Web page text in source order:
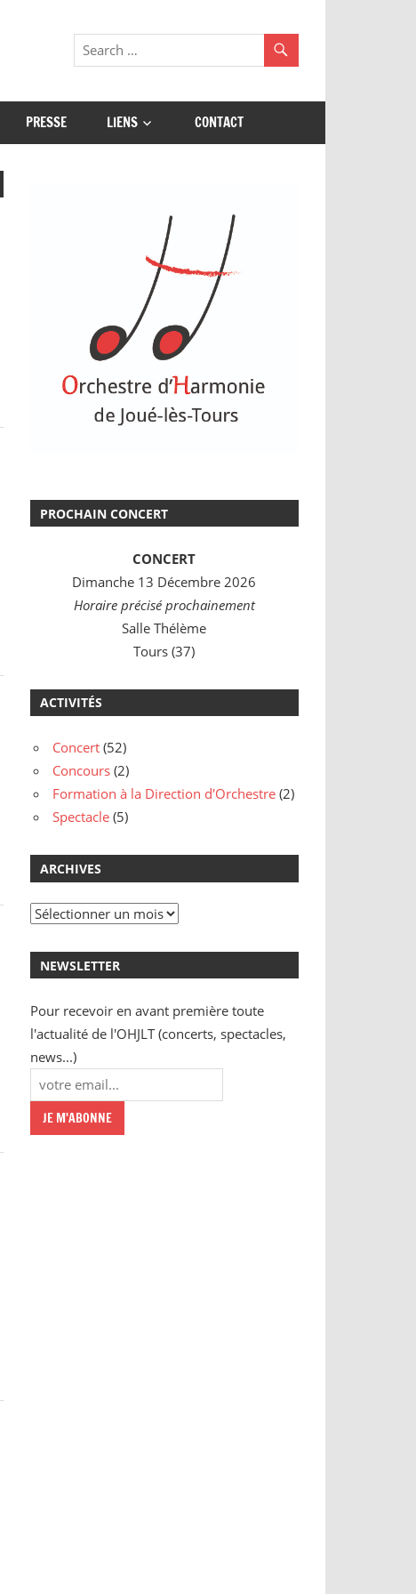
PRESSE LIENS CONTACT
PROCHAIN CONCERT
CONCERT
Dimanche 13 Décembre 2026
Horaire précisé prochainement
Salle Thélème
Tours (37)
ACTIVITÉS
Concert (52)
Concours (2)
Formation à la Direction d'Orchestre (2)
Spectacle (5)
ARCHIVES
Archives
NEWSLETTER
Pour recevoir en avant première toute
l'actualité de l'OHJLT (concerts, spectacles,
news...)